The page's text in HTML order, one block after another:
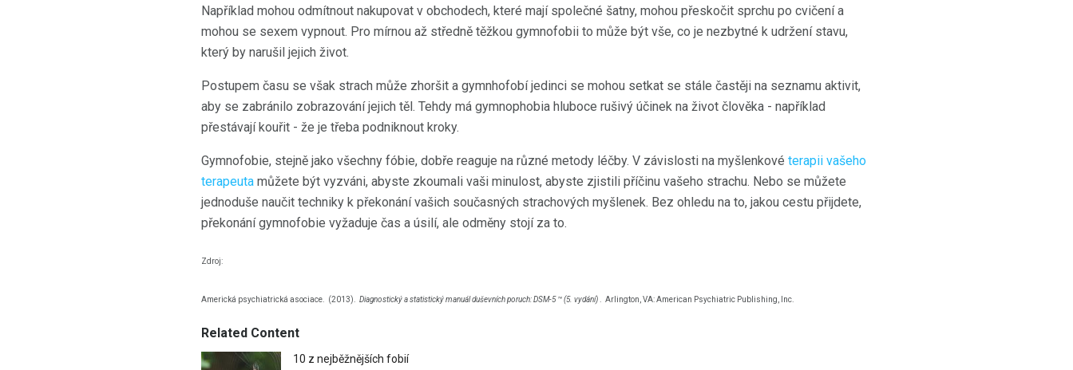
Například mohou odmítnout nakupovat v obchodech, které mají společné šatny, mohou přeskočit sprchu po cvičení a
mohou se sexem vypnout. Pro mírnou až středně těžkou gymnofobii to může být vše, co je nezbytné k udržení stavu,
který by narušil jejich život.
Postupem času se však strach může zhoršit a gymnhofobí jedinci se mohou setkat se stále častěji na seznamu aktivit,
aby se zabránilo zobrazování jejich těl. Tehdy má gymnophobia hluboce rušivý účinek na život člověka - například
přestávají kouřit - že je třeba podniknout kroky.
Gymnofobie, stejně jako všechny fóbie, dobře reaguje na různé metody léčby. V závislosti na myšlenkové terapii vašeho
terapeuta můžete být vyzváni, abyste zkoumali vaši minulost, abyste zjistili příčinu vašeho strachu. Nebo se můžete
jednoduše naučit techniky k překonání vašich současných strachových myšlenek. Bez ohledu na to, jakou cestu přijdete,
překonání gymnofobie vyžaduje čas a úsilí, ale odměny stojí za to.
Zdroj:
Americká psychiatrická asociace. (2013). Diagnostický a statistický manuál duševních poruch: DSM-5 ™ (5. vydání) Arlington, VA: American Psychiatric Publishing, Inc.
Related Content
10 z nejběžnějších fobií